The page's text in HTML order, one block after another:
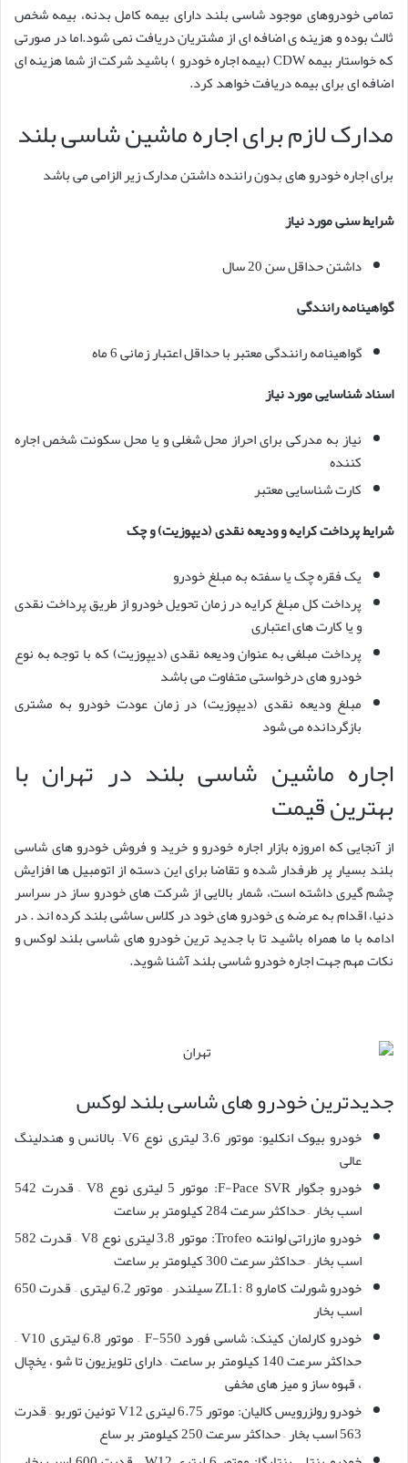
تمامی خودروهای موجود شاسی بلند دارای بیمه کامل بدنه، بیمه شخص
ثالث بوده و هزینه ی اضافه ای از مشتریان دریافت نمی شود.اما در صورتی
که خواستار بیمه CDW (بیمه اجاره خودرو ) باشید شرکت از شما هزینه ای
اضافه ای برای بیمه دریافت خواهد کرد.
مدارک لازم برای اجاره ماشین شاسی بلند
برای اجاره خودرو های بدون راننده داشتن مدارک زیر الزامی می باشد
شرایط سنی مورد نیاز
داشتن حداقل سن 20 سال
گواهینامه رانندگی
گواهینامه رانندگی معتبر با حداقل اعتبار زمانی 6 ماه
اسناد شناسایی مورد نیاز
نیاز به مدرکی برای احراز محل شغلی و یا محل سکونت شخص اجاره
کننده
کارت شناسایی معتبر
شرایط پرداخت کرایه و ودیعه نقدی (دیپوزیت) و چک
یک فقره چک یا سفته به مبلغ خودرو
پرداخت کل مبلغ کرایه در زمان تحویل خودرو از طریق پرداخت نقدی
و یا کارت های اعتباری
پرداخت مبلغی به عنوان ودیعه نقدی (دیپوزیت) که با توجه به نوع
خودرو های درخواستی متفاوت می باشد
مبلغ ودیعه نقدی (دیپوزیت) در زمان عودت خودرو به مشتری
بازگردانده می شود
اجاره ماشین شاسی بلند در تهران با
بهترین قیمت
از آنجایی که امروزه بازار اجاره خودرو و خرید و فروش خودرو های شاسی
بلند بسیار پر طرفدار شده و تقاضا برای این دسته از اتومبیل ها افزایش
چشم گیری داشته است، شمار بالایی از شرکت های خودرو ساز در سراسر
دنیا، اقدام به عرضه ی خودرو های خود در کلاس ساشی بلند کرده اند . در
ادامه با ما همراه باشید تا با جدید ترین خودرو های شاسی بلند لوکس و
نکات مهم جهت اجاره خودرو شاسی بلند آشنا شوید.
جدیدترین خودرو های شاسی بلند لوکس
خودرو بیوک انکلیو: موتور 3.6 لیتری نوع V6– بالانس و هندلینگ
عالی
خودرو جگوار F-Pace SVR: موتور 5 لیتری نوع V8 – قدرت 542
اسب بخار – حداکثر سرعت 284 کیلومتر بر ساعت
خودرو مازراتی لوانته Trofeo: موتور 3.8 لیتری نوع V8 – قدرت 582
اسب بخار – حداکثر سرعت 300 کیلومتر بر ساعت
خودرو شورلت کامارو ZL1: 8 سیلندر – موتور 6.2 لیتری – قدرت 650
اسب بخار
خودرو کارلمان کینک: شاسی فورد F-550 – موتور 6.8 لیتری V10 –
حداکثر سرعت 140 کیلومتر بر ساعت – دارای تلویزیون تا شو ، یخچال
، قهوه ساز و میز های مخفی
خودرو رولزرویس کالیان: موتور 6.75 لیتری V12 توئین توربو – قدرت
563 اسب بخار – حداکثر سرعت 250 کیلومتر بر ساع